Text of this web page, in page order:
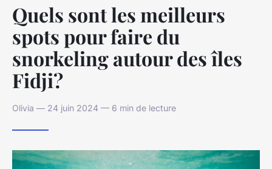
Quels sont les meilleurs
spots pour faire du
snorkeling autour des îles
Fidji?
Olivia — 24 juin 2024 — 6 min de lecture